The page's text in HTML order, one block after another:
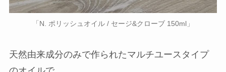
「N. ポリッシュオイル / セージ&クローブ 150ml」
天然由来成分のみで作られたマルチユースタイプ